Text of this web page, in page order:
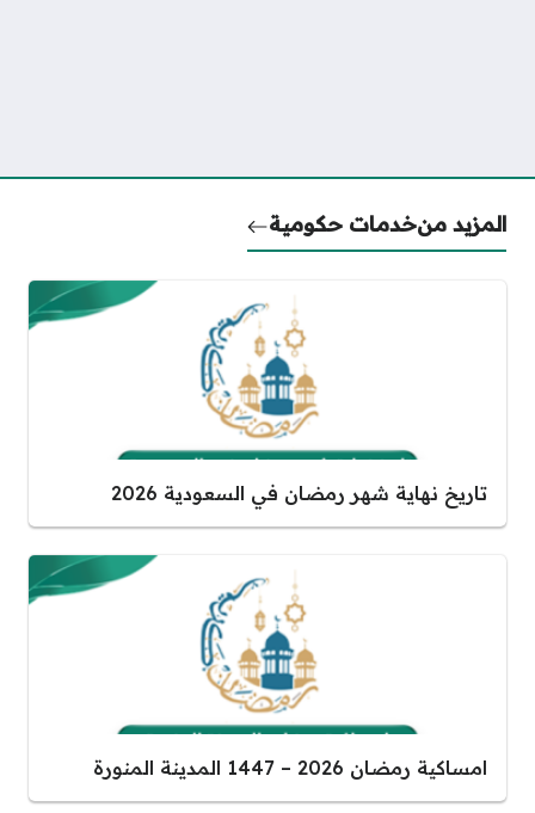
المزيد منخدمات حكومية
تاريخ نهاية شهر رمضان في السعودية 2026
امساكية رمضان 2026 – 1447 المدينة المنورة